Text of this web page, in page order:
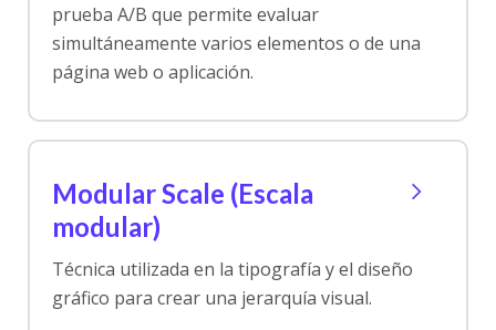
prueba A/B que permite evaluar
simultáneamente varios elementos o de una
página web o aplicación.
Modular Scale (Escala
modular)
Técnica utilizada en la tipografía y el diseño
gráfico para crear una jerarquía visual.